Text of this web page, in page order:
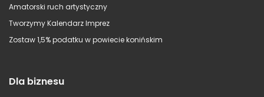
Amatorski ruch artystyczny
Tworzymy Kalendarz Imprez
Zostaw 1,5% podatku w powiecie konińskim
Dla biznesu